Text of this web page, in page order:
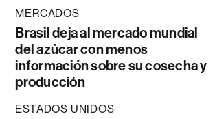
MERCADOS
Brasil deja al mercado mundial
del azúcar con menos
información sobre su cosecha y
producción
ESTADOS UNIDOS